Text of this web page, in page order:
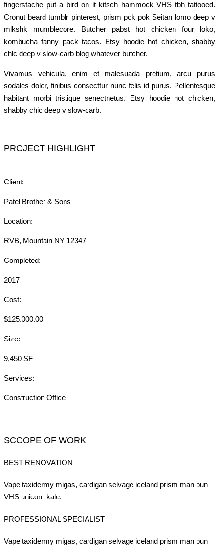
fingerstache put a bird on it kitsch hammock VHS tbh tattooed.
Cronut beard tumblr pinterest, prism pok pok Seitan lomo deep v
mlkshk mumblecore. Butcher pabst hot chicken four loko,
kombucha fanny pack tacos. Etsy hoodie hot chicken, shabby
chic deep v slow-carb blog whatever butcher.
Vivamus vehicula, enim et malesuada pretium, arcu purus
sodales dolor, finibus consecttur nunc felis id purus. Pellentesque
habitant morbi tristique senectnetus. Etsy hoodie hot chicken,
shabby chic deep v slow-carb.
PROJECT HIGHLIGHT
Client:
Patel Brother & Sons
Location:
RVB, Mountain NY 12347
Completed:
2017
Cost:
$125.000.00
Size:
9,450 SF
Services:
Construction Office
SCOOPE OF WORK
BEST RENOVATION
Vape taxidermy migas, cardigan selvage iceland prism man bun
VHS unicorn kale.
PROFESSIONAL SPECIALIST
Vape taxidermy migas, cardigan selvage iceland prism man bun